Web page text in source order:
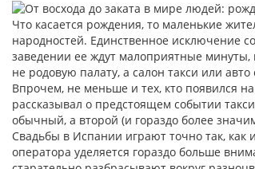
Что касается рождения, то маленькие
народностей. Единственное исключение
заведении ее ждут малоприятные минуты,
не родовую палату, а салон такси или
Впрочем, не меньше и тех, кто появился
рассказывал о предстоящем событии
обычный, а второй (и гораздо более
Свадьбы в Испании играют точно так, как
оператора уделяется гораздо больше